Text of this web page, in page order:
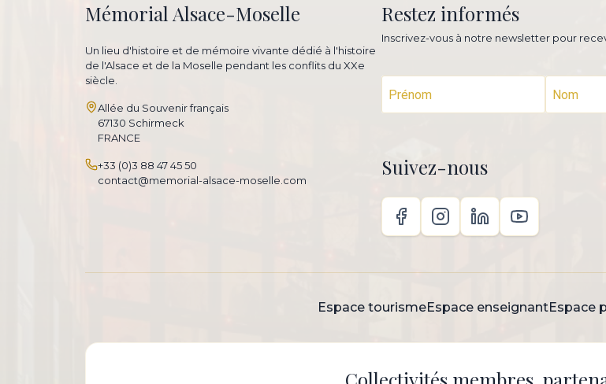
Mémorial Alsace-Moselle
Un lieu d'histoire et de mémoire vivante dédié à l'histoire
de l'Alsace et de la Moselle pendant les conflits du XXe
siècle.
Allée du Souvenir français
67130 Schirmeck
FRANCE
+33 (0)3 88 47 45 50
contact@memorial-alsace-moselle.com
Restez informés
Inscrivez-vous à notre newsletter pour
Suivez-nous
Espace tourismeEspace enseignantEspace